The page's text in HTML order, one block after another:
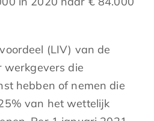
(LIV) van de
werkgevers die
hebben of nemen die
van het wettelijk